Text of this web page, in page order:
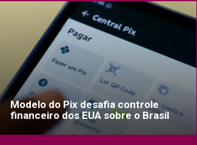
Modelo do Pix desafia controle
financeiro dos EUA sobre o Brasil